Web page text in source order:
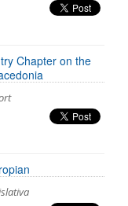
Chapter on the